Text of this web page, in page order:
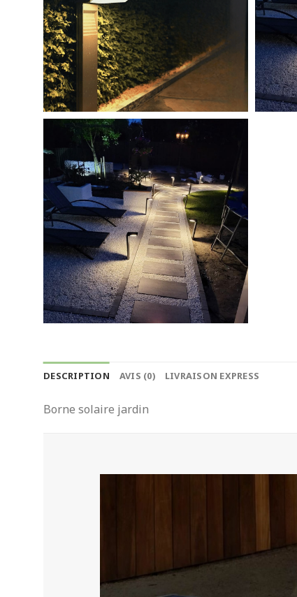
DESCRIPTION AVIS (0) LIVRAISON EXPRESS
Borne solaire jardin